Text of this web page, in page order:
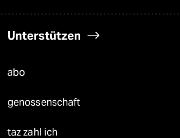
Unterstützen
abo
genossenschaft
taz zahl ich